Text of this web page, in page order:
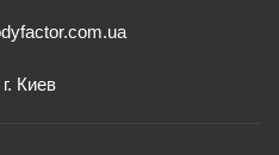
г. Киев